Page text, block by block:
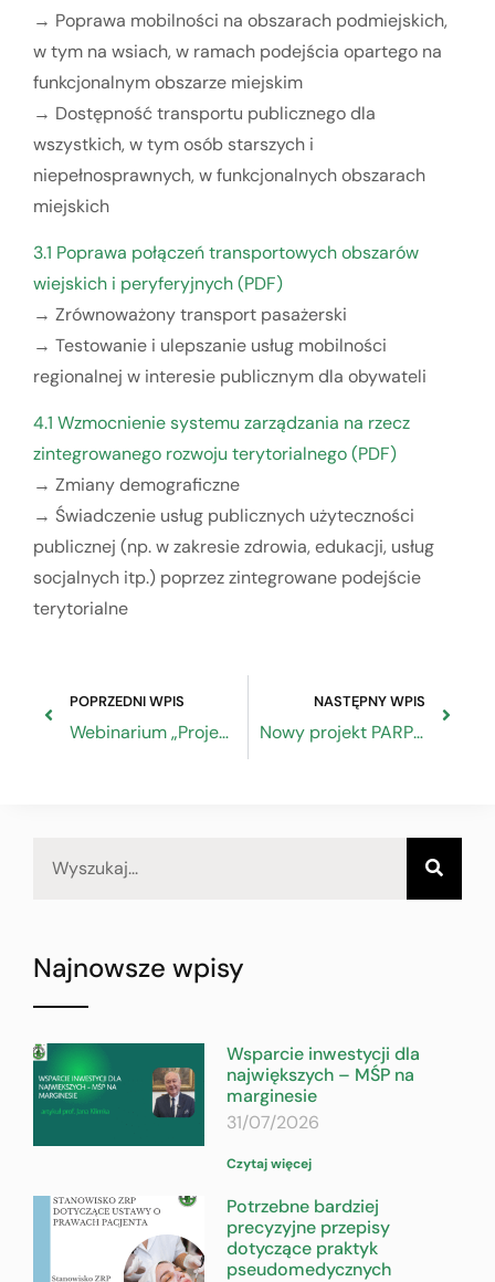
→ Poprawa mobilności na obszarach podmiejskich,
w tym na wsiach, w ramach podejścia opartego na
funkcjonalnym obszarze miejskim
→ Dostępność transportu publicznego dla
wszystkich, w tym osób starszych i
niepełnosprawnych, w funkcjonalnych obszarach
miejskich
3.1 Poprawa połączeń transportowych obszarów
wiejskich i peryferyjnych (PDF)
→ Zrównoważony transport pasażerski
→ Testowanie i ulepszanie usług mobilności
regionalnej w interesie publicznym dla obywateli
4.1 Wzmocnienie systemu zarządzania na rzecz
zintegrowanego rozwoju terytorialnego (PDF)
→ Zmiany demograficzne
→ Świadczenie usług publicznych użyteczności
publicznej (np. w zakresie zdrowia, edukacji, usług
socjalnych itp.) poprzez zintegrowane podejście
terytorialne
POPRZEDNI WPIS
Webinarium „Projekty szkoleniowe dla przedsiębiorców dofinansowane w ramach programu Fundusze Europejskie dla Rozwoju Społecznego 2021-2027”
NASTĘPNY WPIS
Nowy projekt PARP: Akademia Transformacji Cyrkularnej dla Biznesu – warsztaty dla przedsiębiorców
Najnowsze wpisy
Wsparcie inwestycji dla
największych – MŚP na
marginesie
31/07/2026
Czytaj więcej
Potrzebne bardziej
precyzyjne przepisy
dotyczące praktyk
pseudomedycznych